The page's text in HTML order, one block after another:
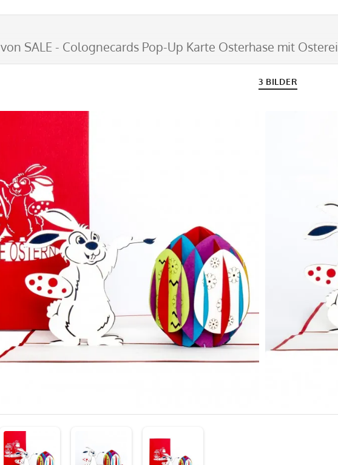
von SALE - Colognecards Pop-Up Karte Osterhase mit Osterei
3 BILDER